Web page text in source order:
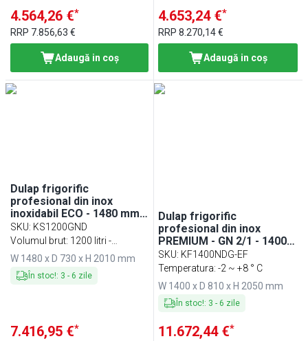
4.564,26 €*
RRP 7.856,63 €
Adaugă in coş
4.653,24 €*
RRP8.270,14 €
Adaugă in coş
Dulap frigorific
profesional din inox
inoxidabil ECO - 1480 mm -
1200 l - -2/+8 °C - cu 2 uși
din sticlă - din oțel
SKU: KS1200GND
Volumul brut: 1200 litri -
Temperatura: -2 ~ +8 ° C
W 1480 x D 730 x H 2010 mm
În stoc!: 3 - 6 zile
7.416,95 €*
Dulap frigorific
profesional din inox
PREMIUM - GN 2/1 - 1400
mm - 1400 l - -2/+8 °C - cu
2 uși din sticlă - răcire
ventilată; agent R290;
iluminare LED; dezghețare
automată
SKU: KF1400NDG-EF
Temperatura: -2 ~ +8 ° C
W 1400 x D 810 x H 2050 mm
În stoc!: 3 - 6 zile
11.672,44 €*